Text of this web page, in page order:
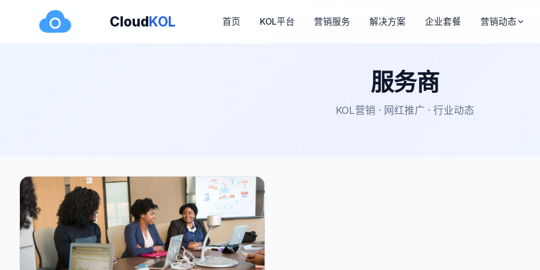
CloudKOL 首页 KOL平台 营销服务 解决方案 企业套餐 营销动态
服务商
KOL营销 · 网红推广 · 行业动态